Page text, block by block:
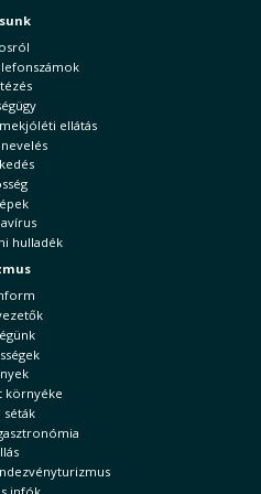
ellátás
hulladék
környéke
séták